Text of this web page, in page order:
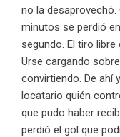
no la
minutos se perdió
segundo. El tiro
Urse cargando
convirtiendo. De ahí
locatario quién
que pudo haber
perdió el gol que